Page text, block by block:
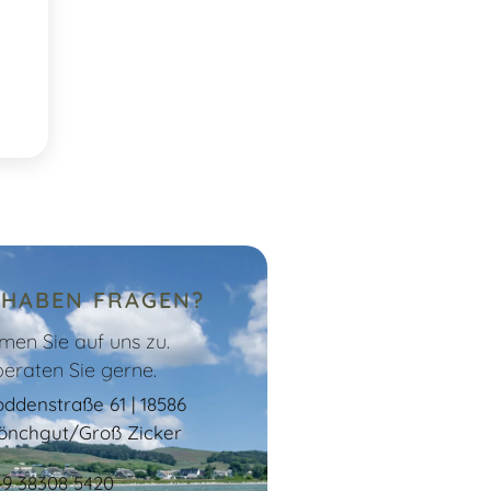
FRAGEN?
Sie auf uns zu.
Sie gerne.
61 | 18586
Groß Zicker
38308 5420